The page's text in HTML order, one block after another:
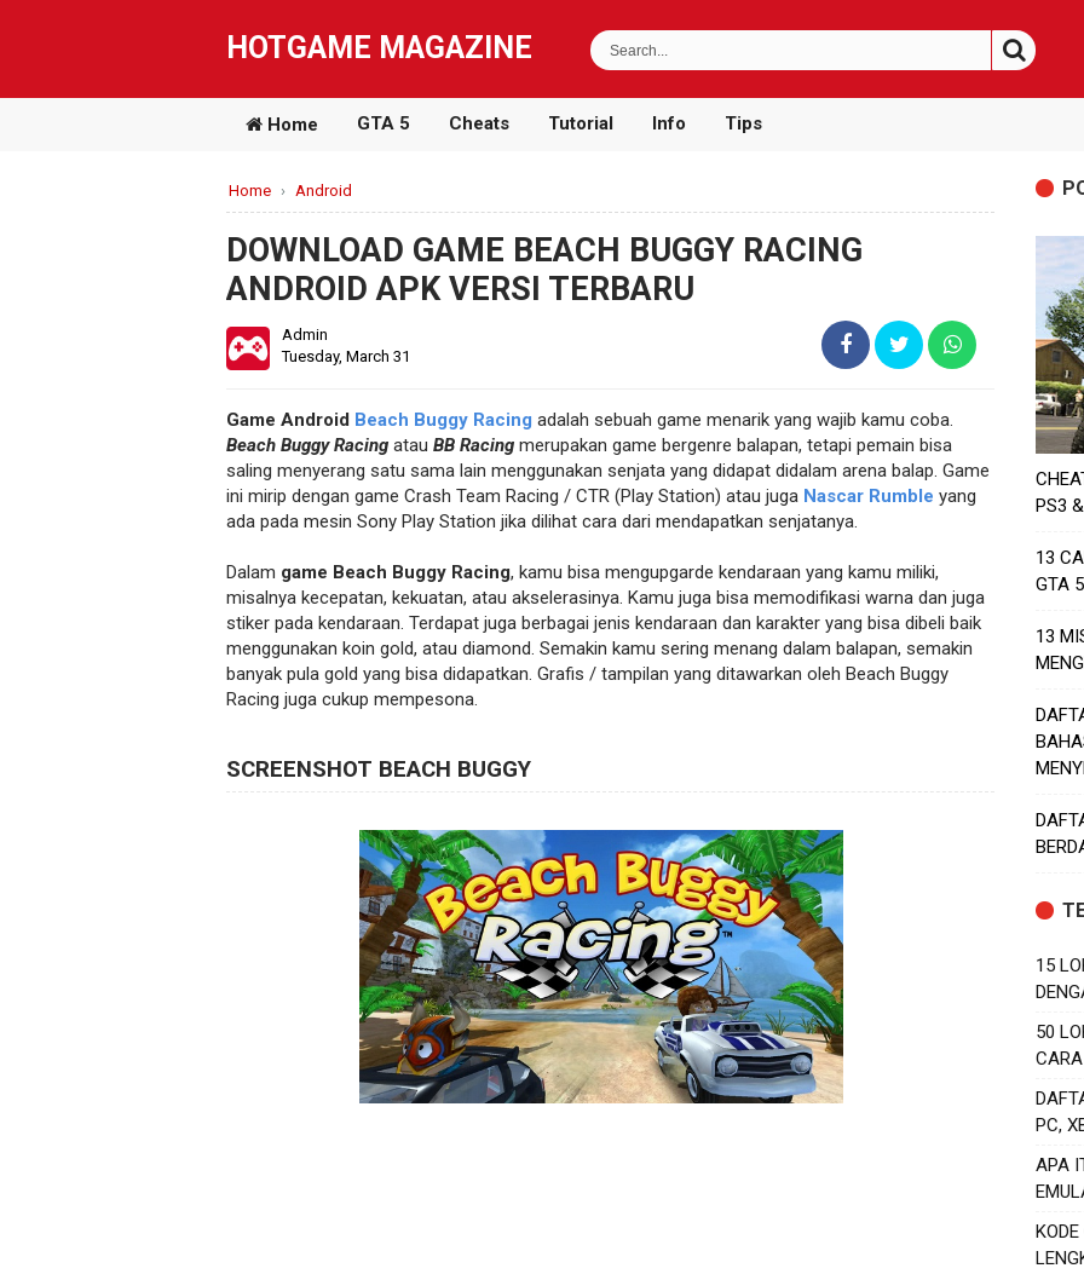
HOTGAME MAGAZINE
Home GTA 5 Cheats Tutorial Info Tips
Home › Android
DOWNLOAD GAME BEACH BUGGY RACING
ANDROID APK VERSI TERBARU
Admin
Tuesday, March 31
Game Android Beach Buggy Racing adalah sebuah game menarik yang wajib kamu coba.
Beach Buggy Racing atau BB Racing merupakan game bergenre balapan, tetapi pemain bisa
saling menyerang satu sama lain menggunakan senjata yang didapat didalam arena balap. Game
ini mirip dengan game Crash Team Racing / CTR (Play Station) atau juga Nascar Rumble yang
ada pada mesin Sony Play Station jika dilihat cara dari mendapatkan senjatanya.
Dalam game Beach Buggy Racing, kamu bisa mengupgarde kendaraan yang kamu miliki,
misalnya kecepatan, kekuatan, atau akselerasinya. Kamu juga bisa memodifikasi warna dan juga
stiker pada kendaraan. Terdapat juga berbagai jenis kendaraan dan karakter yang bisa dibeli baik
menggunakan koin gold, atau diamond. Semakin kamu sering menang dalam balapan, semakin
banyak pula gold yang bisa didapatkan. Grafis / tampilan yang ditawarkan oleh Beach Buggy
Racing juga cukup mempesona.
SCREENSHOT BEACH BUGGY
PS3
13
GTA
13
15
50
PC,
APA